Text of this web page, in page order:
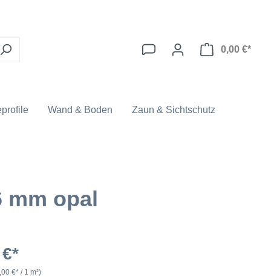
0,00 €*
Wand & Boden Zaun & Sichtschutz
mm opal
€* / 1 m²)